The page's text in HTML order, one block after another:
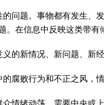
问题。事物都有发生、
。在信息中反映这类带
的新情况、新问题、新
腐败行为和不正之风，